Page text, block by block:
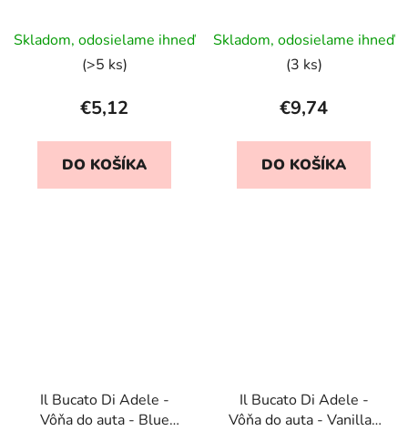
Skladom, odosielame ihneď
(>5 ks)
€5,12
DO KOŠÍKA
hodnotenie
produktu
je
5,0
z
5
Skladom, odosielame ihneď
(3 ks)
€9,74
DO KOŠÍKA
Il Bucato Di Adele -
Vôňa do auta - Blue
Il Bucato Di Adele -
Vôňa do auta - Vanilla /